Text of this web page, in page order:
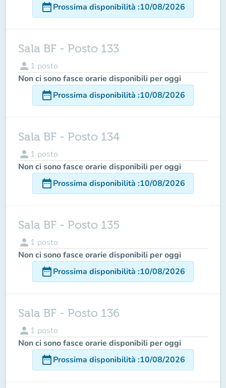
date_rangeProssima disponibilità :10/08/2026
Sala BF - Posto 133
person 1 posto
Non ci sono fasce orarie disponibili per oggi
date_rangeProssima disponibilità :10/08/2026
Sala BF - Posto 134
person 1 posto
Non ci sono fasce orarie disponibili per oggi
date_rangeProssima disponibilità :10/08/2026
Sala BF - Posto 135
person 1 posto
Non ci sono fasce orarie disponibili per oggi
date_rangeProssima disponibilità :10/08/2026
Sala BF - Posto 136
person 1 posto
Non ci sono fasce orarie disponibili per oggi
date_rangeProssima disponibilità :10/08/2026